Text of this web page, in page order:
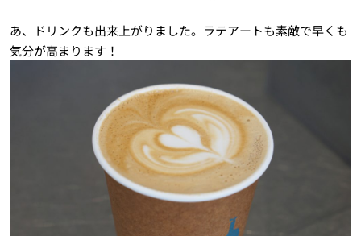
あ、ドリンクも出来上がりました。ラテアートも素敵で早くも
気分が高まります！